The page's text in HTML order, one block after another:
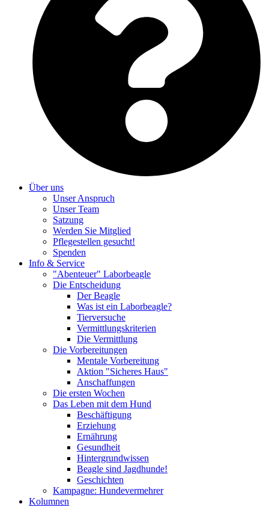
Über uns
Unser Anspruch
Unser Team
Satzung
Werden Sie Mitglied
Pflegestellen gesucht!
Spenden
Info & Service
"Abenteuer" Laborbeagle
Die Entscheidung
Der Beagle
Was ist ein Laborbeagle?
Tierversuche
Vermittlungskriterien
Die Vermittlung
Die Vorbereitungen
Mentale Vorbereitung
Aktion "Sicheres Haus"
Anschaffungen
Die ersten Wochen
Das Leben mit dem Hund
Beschäftigung
Erziehung
Ernährung
Gesundheit
Hintergrundwissen
Beagle sind Jagdhunde!
Geschichten
Kampagne: Hundevermehrer
Kolumnen